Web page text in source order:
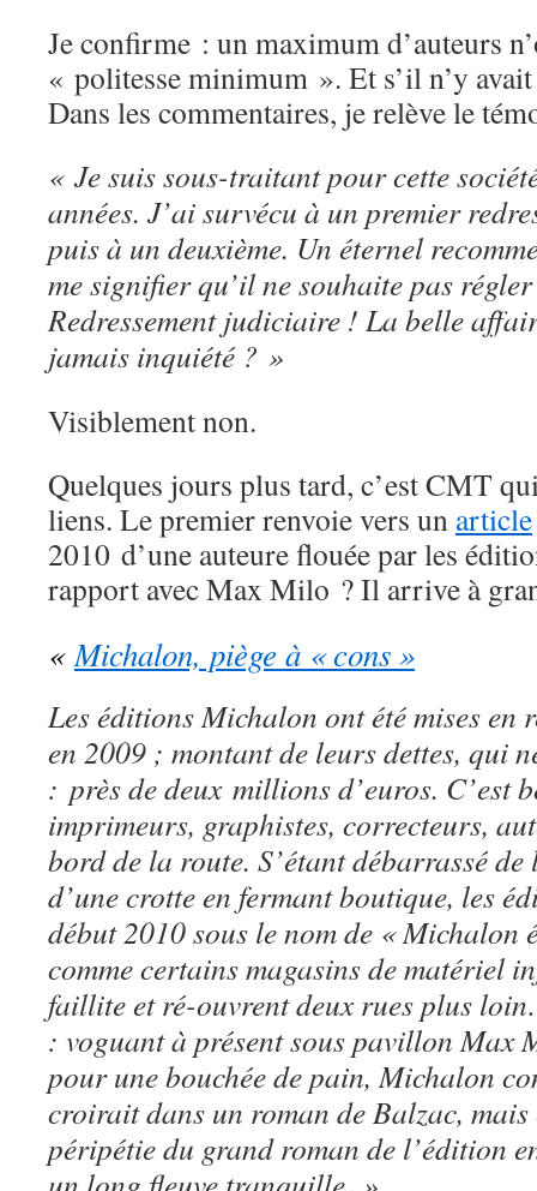
Je confirme : un maximum d’auteurs
« politesse minimum ». Et s’il n’y
Dans les commentaires, je relève le
« Je suis sous-traitant pour cette
années. J’ai survécu à un premier
puis à un deuxième. Un éternel
me signifier qu’il ne souhaite pas
Redressement judiciaire ! La belle
jamais inquiété ? »
Visiblement non.
Quelques jours plus tard, c’est CMT
liens. Le premier renvoie vers un article
2010 d’une auteure flouée par les
rapport avec Max Milo ? Il arrive à
« Michalon, piège à « cons »
Les éditions Michalon ont été mises en
en 2009 ; montant de leurs dettes, qui
: près de deux millions d’euros. C’est
imprimeurs, graphistes, correcteurs,
bord de la route. S’étant débarrassé de
d’une crotte en fermant boutique, les
début 2010 sous le nom de « Michalon
comme certains magasins de matériel
faillite et ré-ouvrent deux rues plus
: voguant à présent sous pavillon Max
pour une bouchée de pain, Michalon
croirait dans un roman de Balzac, mais
péripétie du grand roman de l’édition